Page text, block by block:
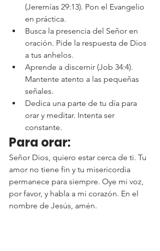
(Jeremías 29:13). Pon el Evangelio
en práctica.
Busca la presencia del Señor en
oración. Pide la respuesta de Dios
a tus anhelos.
Aprende a discernir (Job 34:4).
Mantente atento a las pequeñas
señales.
Dedica una parte de tu día para
orar y meditar. Intenta ser
constante.
Para orar:
Señor Dios, quiero estar cerca de ti. Tu
amor no tiene fin y tu misericordia
permanece para siempre. Oye mi voz,
por favor, y habla a mi corazón. En el
nombre de Jesús, amén.